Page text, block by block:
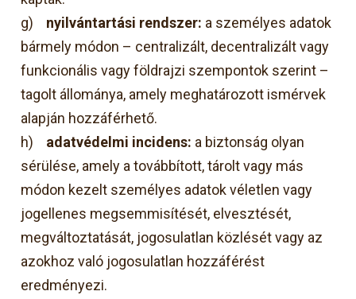
g) nyilvántartási rendszer: a személyes adatok
bármely módon – centralizált, decentralizált vagy
funkcionális vagy földrajzi szempontok szerint –
tagolt állománya, amely meghatározott ismérvek
alapján hozzáférhető.
h) adatvédelmi incidens: a biztonság olyan
sérülése, amely a továbbított, tárolt vagy más
módon kezelt személyes adatok véletlen vagy
jogellenes megsemmisítését, elvesztését,
megváltoztatását, jogosulatlan közlését vagy az
azokhoz való jogosulatlan hozzáférést
eredményezi.